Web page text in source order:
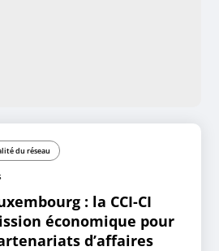
du réseau
: la CCI-CI
économique pour
d’affaires